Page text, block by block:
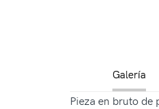
Galería
Pieza en bruto de